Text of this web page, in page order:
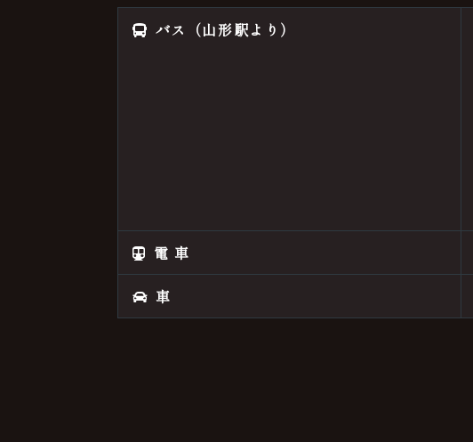
バス（山形駅より）
電 車
車